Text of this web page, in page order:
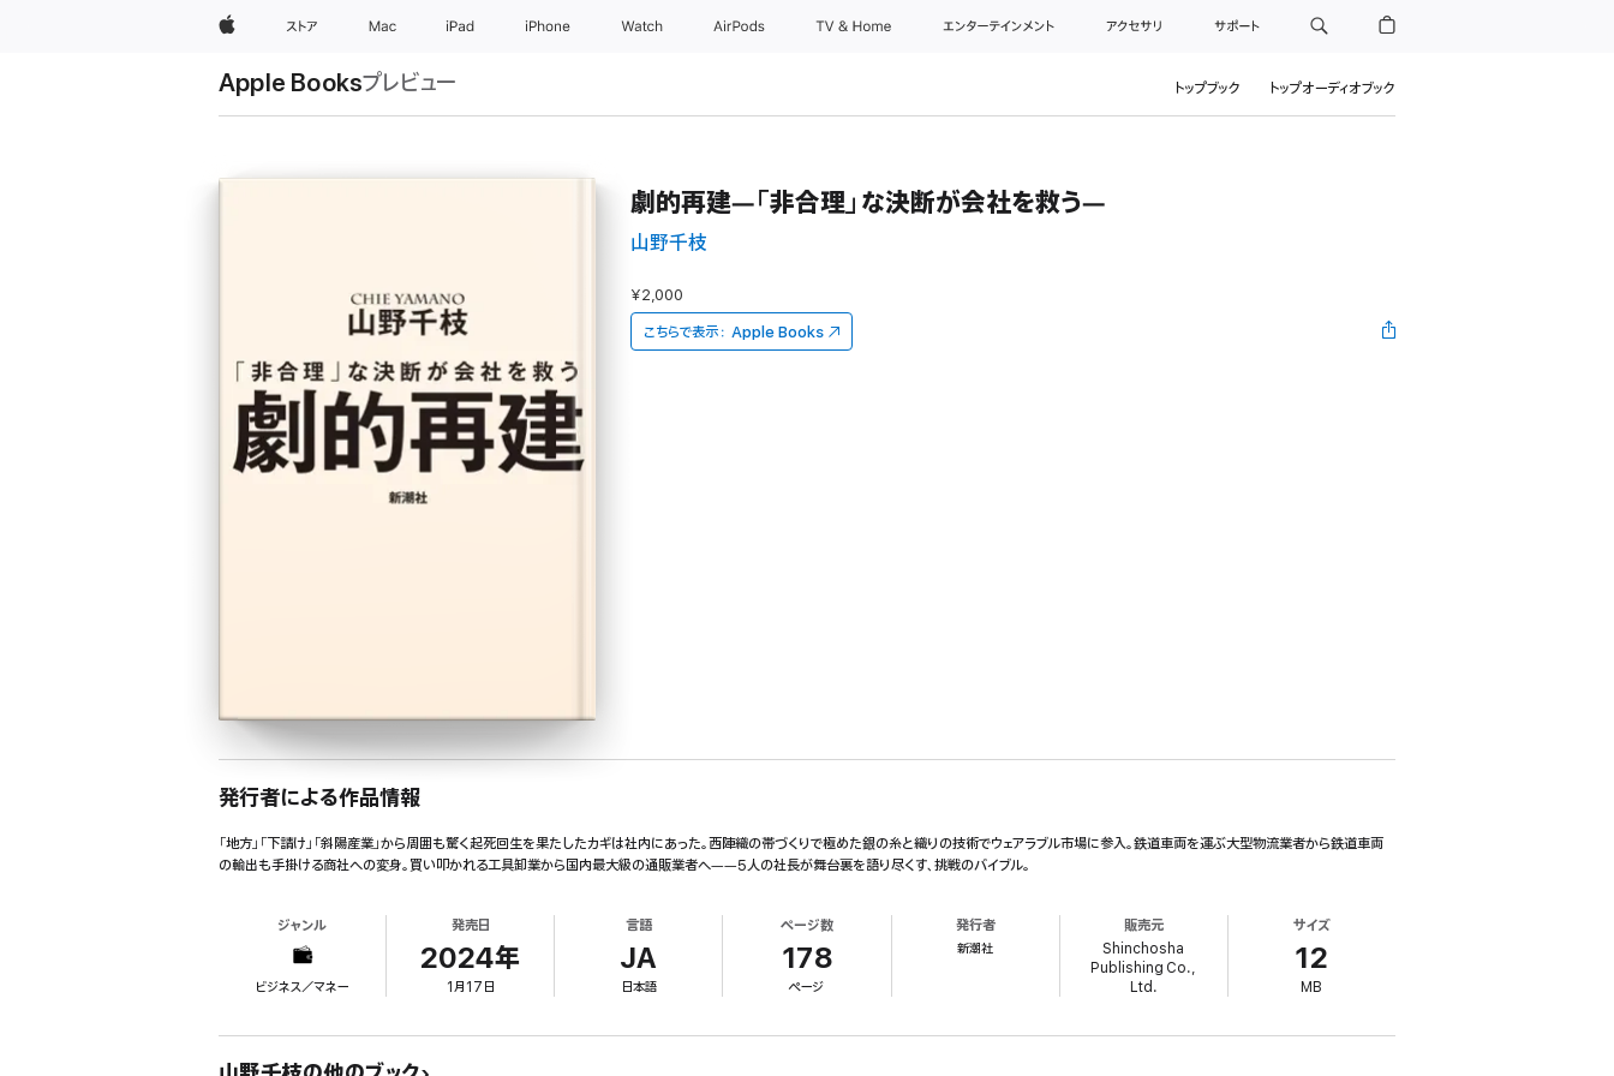
Appleストア Mac iPad iPhone Watch AirPods TV & Home エンターテインメント アクセサリ サポート
Apple Booksプレビュー トップブック トップオーディオブック
劇的再建―「非合理」な決断が会社を救う―
山野千枝
¥2,000
こちらで表示： Apple Books
発行者による作品情報
「地方」「下請け」「斜陽産業」から周囲も驚く起死回生を果たしたカギは社内にあった。西陣織の帯づくりで極めた銀の糸と織りの技術でウェアラブル市場に参入。鉄道車両を運ぶ大型物流業者から鉄道車両
の輸出も手掛ける商社への変身。買い叩かれる工具卸業から国内最大級の通販業者へ――5人の社長が舞台裏を語り尽くす、挑戦のバイブル。
ジャンル
ビジネス／マネー
発売日
2024年
1月17日
言語
JA
日本語
ページ数
178
ページ
発行者
新潮社
販売元
Shinchosha
Publishing Co.,
Ltd.
サイズ
12
MB